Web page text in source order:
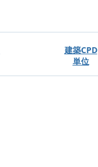
建築CPD
単位